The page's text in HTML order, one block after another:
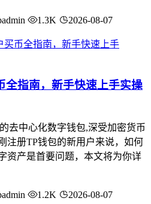
1.3K 2026-08-07
全指南，新手快速上手实操
去中心化数字钱包,深受加密货币
注册TP钱包的新用户来说，如何
资产是首要问题，本文将为你详
1.2K 2026-08-07